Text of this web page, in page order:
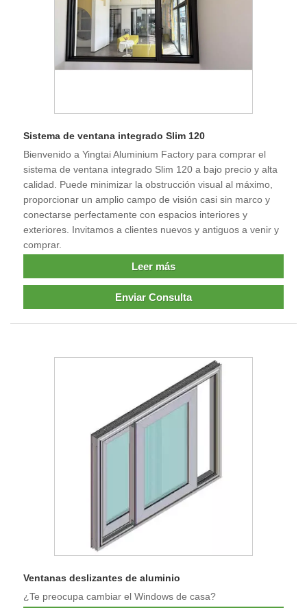
Sistema de ventana integrado Slim 120
Bienvenido a Yingtai Aluminium Factory para comprar el
sistema de ventana integrado Slim 120 a bajo precio y alta
calidad. Puede minimizar la obstrucción visual al máximo,
proporcionar un amplio campo de visión casi sin marco y
conectarse perfectamente con espacios interiores y
exteriores. Invitamos a clientes nuevos y antiguos a venir y
comprar.
Leer más
Enviar Consulta
Ventanas deslizantes de aluminio
¿Te preocupa cambiar el Windows de casa?